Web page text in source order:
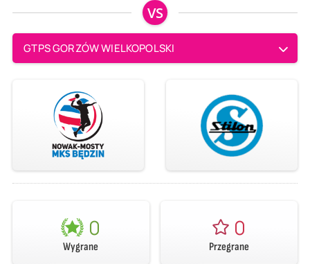
VS
GTPS GORZÓW WIELKOPOLSKI
0
Wygrane
0
Przegrane